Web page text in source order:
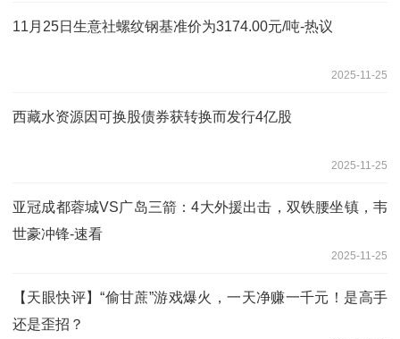
11月25日生意社螺纹钢基准价为3174.00元/吨-热议
2025-11-25
西藏水资源因可换股债券获转换而发行4亿股
2025-11-25
亚冠成都蓉城VS广岛三箭：4大外援出击，双铁腰坐镇，韦
世豪冲锋-速看
2025-11-25
【天眼快评】“偷甘蔗”游戏爆火，一天净赚一千元！是高手
还是歪招？